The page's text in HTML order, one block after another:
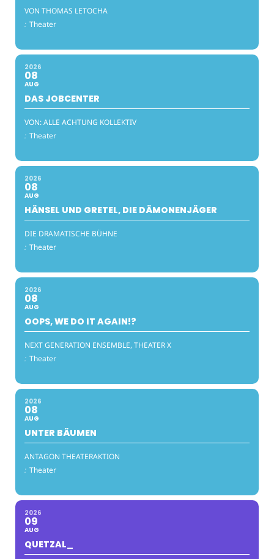
VON THOMAS LETOCHA
: Theater
2026
08
AUG
DAS JOBCENTER
VON: ALLE ACHTUNG KOLLEKTIV
: Theater
2026
08
AUG
HÄNSEL UND GRETEL, DIE DÄMONENJÄGER
DIE DRAMATISCHE BÜHNE
: Theater
2026
08
AUG
OOPS, WE DO IT AGAIN!?
NEXT GENERATION ENSEMBLE, THEATER X
: Theater
2026
08
AUG
UNTER BÄUMEN
ANTAGON THEATERAKTION
: Theater
2026
09
AUG
QUETZAL_